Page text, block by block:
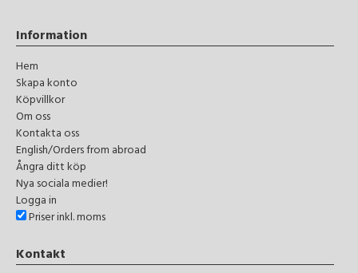
Information
Hem
Skapa konto
Köpvillkor
Om oss
Kontakta oss
English/Orders from abroad
Ångra ditt köp
Nya sociala medier!
Logga in
Priser inkl. moms
Kontakt